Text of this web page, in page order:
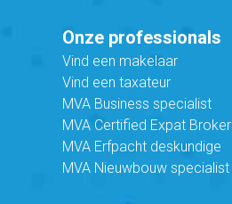
Onze professionals
Vind een makelaar
Vind een taxateur
MVA Business specialist
MVA Certified Expat Broker
MVA Erfpacht deskundige
MVA Nieuwbouw specialist